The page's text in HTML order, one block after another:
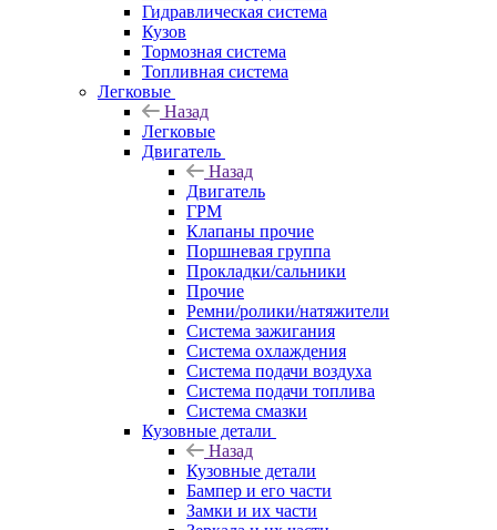
Гидравлическая система
Кузов
Тормозная система
Топливная система
Легковые
Назад
Легковые
Двигатель
Назад
Двигатель
ГРМ
Клапаны прочие
Поршневая группа
Прокладки/сальники
Прочие
Ремни/ролики/натяжители
Система зажигания
Система охлаждения
Система подачи воздуха
Система подачи топлива
Система смазки
Кузовные детали
Назад
Кузовные детали
Бампер и его части
Замки и их части